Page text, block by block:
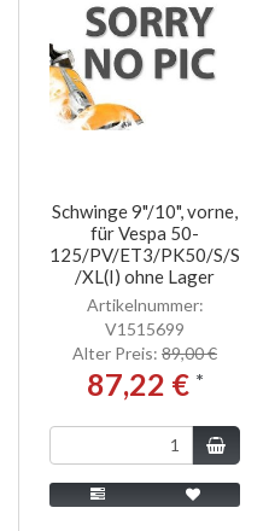
Schwinge 9"/10", vorne,
für Vespa 50-
125/PV/ET3/PK50/S/SS
/XL(I) ohne Lager
Artikelnummer:
V1515699
Alter Preis: 89,00 €
87,22 € *